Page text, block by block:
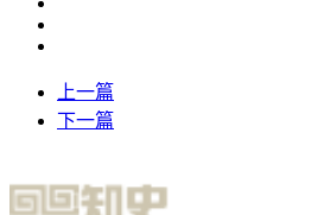
上一篇
下一篇